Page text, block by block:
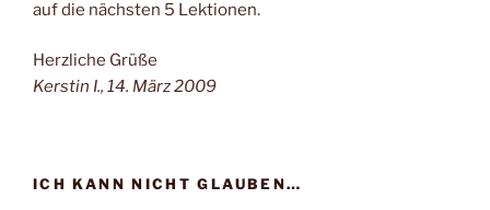
auf die nächsten 5 Lektionen.
Herzliche Grüße
Kerstin I., 14. März 2009
ICH KANN NICHT GLAUBEN…